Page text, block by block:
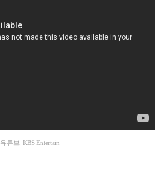
유튜브, KBS Entertain